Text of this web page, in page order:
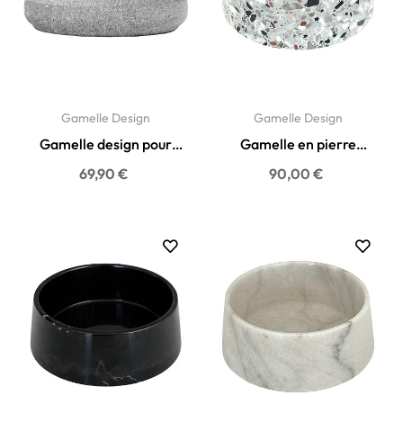
Gamelle Design
Gamelle design pour
chien et chat en pierre...
69,90 €
Gamelle Design
Gamelle en pierre
naturelle Terrazzo pour
chien...
90,00 €